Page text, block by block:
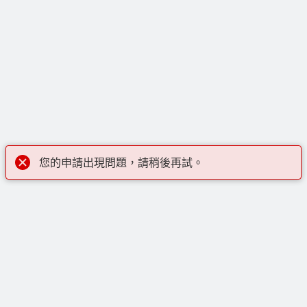
您的申請出現問題，請稍後再試。